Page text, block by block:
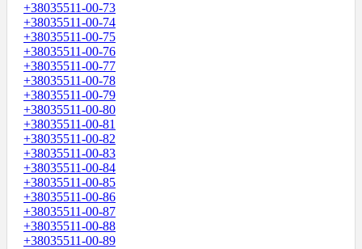
+38035511-00-73
+38035511-00-74
+38035511-00-75
+38035511-00-76
+38035511-00-77
+38035511-00-78
+38035511-00-79
+38035511-00-80
+38035511-00-81
+38035511-00-82
+38035511-00-83
+38035511-00-84
+38035511-00-85
+38035511-00-86
+38035511-00-87
+38035511-00-88
+38035511-00-89